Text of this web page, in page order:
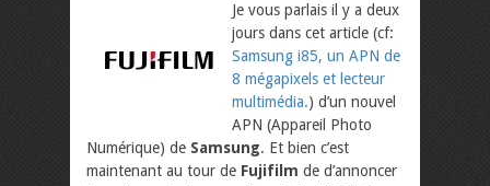
Je vous parlais il y a deux
jours dans cet article (cf:
Samsung i85, un APN de
8 mégapixels et lecteur
multimédia.) d’un nouvel
APN (Appareil Photo
Numérique) de Samsung. Et bien c’est
maintenant au tour de Fujifilm de d’annoncer